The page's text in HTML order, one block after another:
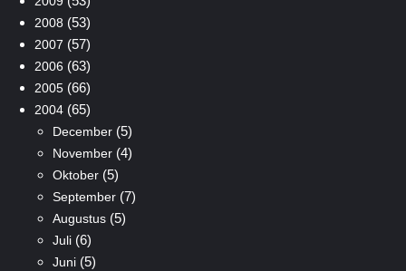
2008 (53)
2007 (57)
2006 (63)
2005(66)
2004(65)
December(5)
November(4)
Oktober(5)
September(7)
Augustus(5)
Juli(6)
Juni(5)